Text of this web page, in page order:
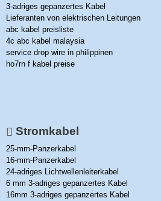
3-adriges gepanzertes Kabel
Lieferanten von elektrischen Leitungen
abc kabel preisliste
4c abc kabel malaysia
service drop wire in philippinen
ho7rn f kabel preise
Stromkabel
25-mm-Panzerkabel
16-mm-Panzerkabel
24-adriges Lichtwellenleiterkabel
6 mm 3-adriges gepanzertes Kabel
16mm 3-adriges gepanzertes Kabel